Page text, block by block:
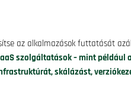
az alkalmazások futtatását
szolgáltatások – mint például
skálázást,